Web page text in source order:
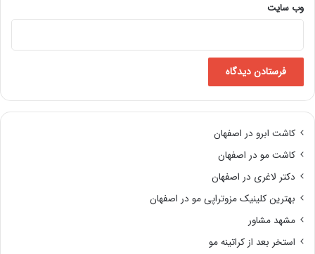
وب‌ سایت
کاشت ابرو در اصفهان
کاشت مو در اصفهان
دکتر لاغری در اصفهان
بهترین کلینیک مزوتراپی مو در اصفهان
مشهد مشاور
استخر بعد از کراتینه مو